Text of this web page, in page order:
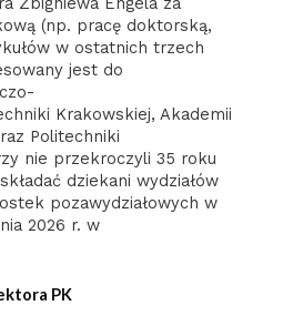
(np. pracę doktorską,
w ostatnich trzech
jest do
Krakowskiej, Akademii
Politechniki
nie przekroczyli 35 roku
dziekani wydziałów
pozawydziałowych w
2026 r. w
PK